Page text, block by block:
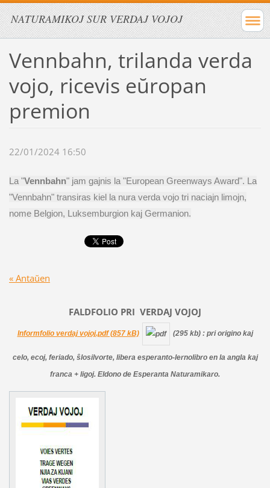
NATURAMIKOJ SUR VERDAJ VOJOJ
Vennbahn, trilanda verda
vojo, ricevis eŭropan
premion
22/01/2024 16:50
La "Vennbahn" jam gajnis la "European Greenways Award". La
"Vennbahn" transiras kiel la nura verda vojo tri naciajn limojn,
nome Belgion, Luksemburgion kaj Germanion.
« Antaŭen
FALDFOLIO PRI VERDAJ VOJOJ
Informfolio verdaj vojoj.pdf (857 kB) (295 kb) : pri origino kaj
celo, ecoj, feriado, ŝlosilvorte, libera esperanto-lernolibro en la angla kaj
franca + ligoj. Eldono de Esperanta Naturamikaro.